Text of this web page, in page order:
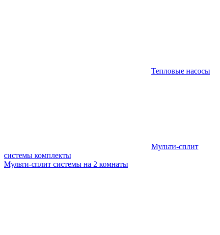
Тепловые насосы
Мульти-сплит
системы комплекты
Мульти-сплит системы на 2 комнаты